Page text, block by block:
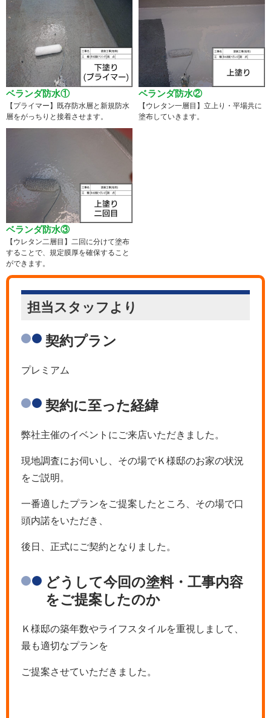
ベランダ防水①
【プライマー】既存防水層と新規防水
層をがっちりと接着させます。
ベランダ防水②
【ウレタン一層目】立上り・平場共に
塗布していきます。
ベランダ防水③
【ウレタン二層目】二回に分けて塗布
することで、規定膜厚を確保すること
ができます。
担当スタッフより
契約プラン
プレミアム
契約に至った経緯
弊社主催のイベントにご来店いただきました。
現地調査にお伺いし、その場でＫ様邸のお家の状況
をご説明。
一番適したプランをご提案したところ、その場で口
頭内諾をいただき、
後日、正式にご契約となりました。
どうして今回の塗料・工事内容
をご提案したのか
Ｋ様邸の築年数やライフスタイルを重視しまして、
最も適切なプランを
ご提案させていただきました。